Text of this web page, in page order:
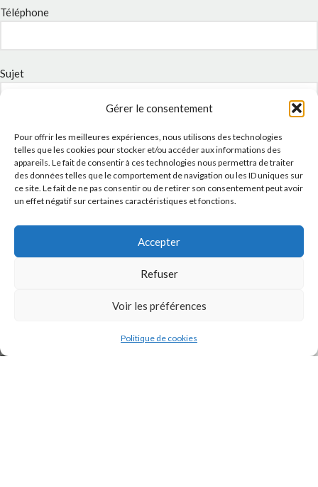
Gérer le consentement
Pour offrir les meilleures expériences, nous utilisons des technologies
telles que les cookies pour stocker et/ou accéder aux informations des
appareils. Le fait de consentir à ces technologies nous permettra de traiter
des données telles que le comportement de navigation ou les ID uniques sur
ce site. Le fait de ne pas consentir ou de retirer son consentement peut avoir
un effet négatif sur certaines caractéristiques et fonctions.
Accepter
Refuser
Voir les préférences
Politique de cookies
Téléphone
Sujet
Message
Politique de confidentialité